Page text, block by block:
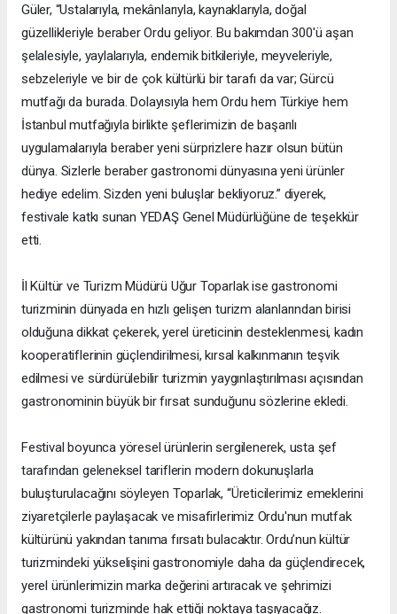
Güler, “Ustalarıyla, mekânlarıyla, kaynaklarıyla, doğal
güzellikleriyle beraber Ordu geliyor. Bu bakımdan 300'ü aşan
şelalesiyle, yaylalarıyla, endemik bitkileriyle, meyveleriyle,
sebzeleriyle ve bir de çok kültürlü bir tarafı da var; Gürcü
mutfağı da burada. Dolayısıyla hem Ordu hem Türkiye hem
İstanbul mutfağıyla birlikte şeflerimizin de başarılı
uygulamalarıyla beraber yeni sürprizlere hazır olsun bütün
dünya. Sizlerle beraber gastronomi dünyasına yeni ürünler
hediye edelim. Sizden yeni buluşlar bekliyoruz.” diyerek,
festivale katkı sunan YEDAŞ Genel Müdürlüğüne de teşekkür
etti.
İl Kültür ve Turizm Müdürü Uğur Toparlak ise gastronomi
turizminin dünyada en hızlı gelişen turizm alanlarından birisi
olduğuna dikkat çekerek, yerel üreticinin desteklenmesi, kadın
kooperatiflerinin güçlendirilmesi, kırsal kalkınmanın teşvik
edilmesi ve sürdürülebilir turizmin yaygınlaştırılması açısından
gastronominin büyük bir fırsat sunduğunu sözlerine ekledi.
Festival boyunca yöresel ürünlerin sergilenerek, usta şef
tarafından geleneksel tariflerin modern dokunuşlarla
buluşturulacağını söyleyen Toparlak, “Üreticilerimiz emeklerini
ziyaretçilerle paylaşacak ve misafirlerimiz Ordu'nun mutfak
kültürünü yakından tanıma fırsatı bulacaktır. Ordu’nun kültür
turizmindeki yükselişini gastronomiyle daha da güçlendirecek,
yerel ürünlerimizin marka değerini artıracak ve şehrimizi
gastronomi turizminde hak ettiği noktaya taşıyacağız.